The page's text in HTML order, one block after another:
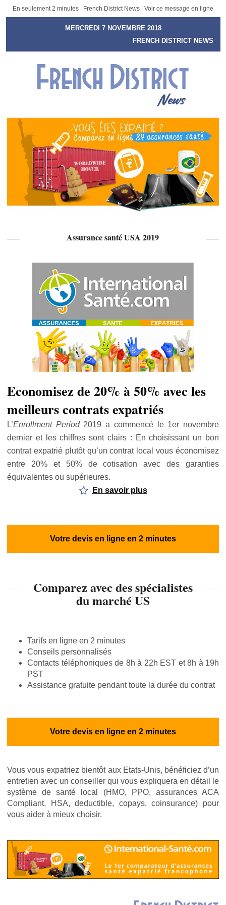
En seulement 2 minutes | French District News | Voir ce message en ligne
MERCREDI 7 NOVEMBRE 2018
FRENCH DISTRICT NEWS
Assurance santé USA 2019
Economisez de 20% à 50% avec les
meilleurs contrats expatriés
L’Enrollment Period2019 a commencé le 1er novembre
dernier et les chiffres sont clairs : En choisissant un bon
contrat expatrié plutôt qu’un contrat local vous économisez
entre 20% et 50% de cotisation avec des garanties
équivalentes ou supérieures.
En savoir plus
Votre devis en ligne en 2 minutes
Comparez avec des spécialistes
du marché US
Tarifs en ligne en 2 minutes
Conseils personnalisés
Contacts téléphoniques de 8h à 22h EST et 8h à 19h
PST
Assistance gratuite pendant toute la durée du contrat
Votre devis en ligne en 2 minutes
Vous vous expatriez bientôt aux Etats-Unis, bénéficiez d’un
entretien avec un conseiller qui vous expliquera en détail le
système de santé local (HMO, PPO, assurances ACA
Compliant, HSA, deductible, copays, coinsurance) pour
vous aider à mieux choisir.